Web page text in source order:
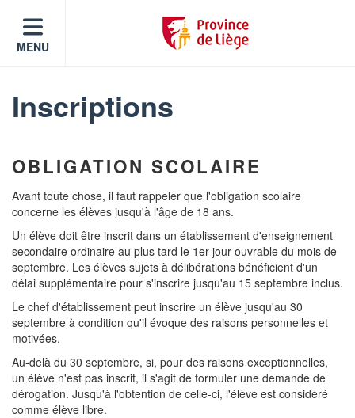
MENU
Inscriptions
OBLIGATION SCOLAIRE
Avant toute chose, il faut rappeler que l'obligation scolaire
concerne les élèves jusqu'à l'âge de 18 ans.
Un élève doit être inscrit dans un établissement d'enseignement
secondaire ordinaire au plus tard le 1er jour ouvrable du mois de
septembre. Les élèves sujets à délibérations bénéficient d'un
délai supplémentaire pour s'inscrire jusqu'au 15 septembre inclus.
Le chef d'établissement peut inscrire un élève jusqu'au 30
septembre à condition qu'il évoque des raisons personnelles et
motivées.
Au-delà du 30 septembre, si, pour des raisons exceptionnelles,
un élève n'est pas inscrit, il s'agit de formuler une demande de
dérogation. Jusqu'à l'obtention de celle-ci, l'élève est considéré
comme élève libre.